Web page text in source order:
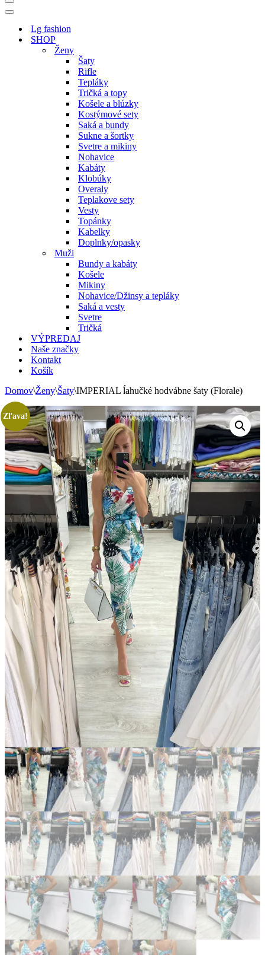
Menu
navigácie
Menu
navigácieLg fashion
SHOP
Ženy
Šaty
Rifle
Tepláky
Tričká a topy
Košele a blúzky
Kostýmové sety
Saká a bundy
Sukne a šortky
Svetre a mikiny
Nohavice
Kabáty
Klobúky
Overaly
Teplakove sety
Vesty
Topánky
Kabelky
Doplnky/opasky
Muži
Bundy a kabáty
Košele
Mikiny
Nohavice/Džinsy a tepláky
Saká a vesty
Svetre
Tričká
VÝPREDAJ
Naše značky
Kontakt
Košík
Domov\Ženy\Šaty\IMPERIAL ĺahučké hodvábne šaty (Florale)
Zľava!